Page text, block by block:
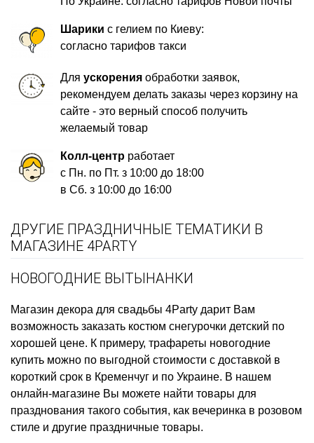
Шарики с гелием по Киеву:
согласно тарифов такси
Дляускорения обработки заявок,
рекомендуем делать заказы через корзину на
сайте - это верный способ получить
желаемый товар
Колл-центр работает
с Пн. по Пт. з 10:00 до 18:00
в Сб. з 10:00 до 16:00
ДРУГИЕ ПРАЗДНИЧНЫЕ ТЕМАТИКИ В
МАГАЗИНЕ 4PARTY
НОВОГОДНИЕ ВЫТЫНАНКИ
Магазин декора для свадьбы 4Party дарит Вам
возможность заказать костюм снегурочки детский по
хорошей цене. К примеру, трафареты новогодние
купить можно по выгодной стоимости с доставкой в
короткий срок в Кременчуг и по Украине. В нашем
онлайн-магазине Вы можете найти товары для
празднования такого события, как вечеринка в розовом
стиле и другие праздничные товары.